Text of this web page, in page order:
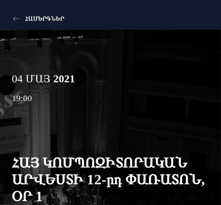
ՀԱՄԵՐԳՆԵՐ
04 ՄԱՅ 2021
19:00
ՀԱՅ ԿՈՄՊՈԶԻՏՈՐԱԿԱՆ
ԱՐՎԵՍՏԻ 12-րդ ՓԱՌԱՏՈՆ,
ՕՐ 1